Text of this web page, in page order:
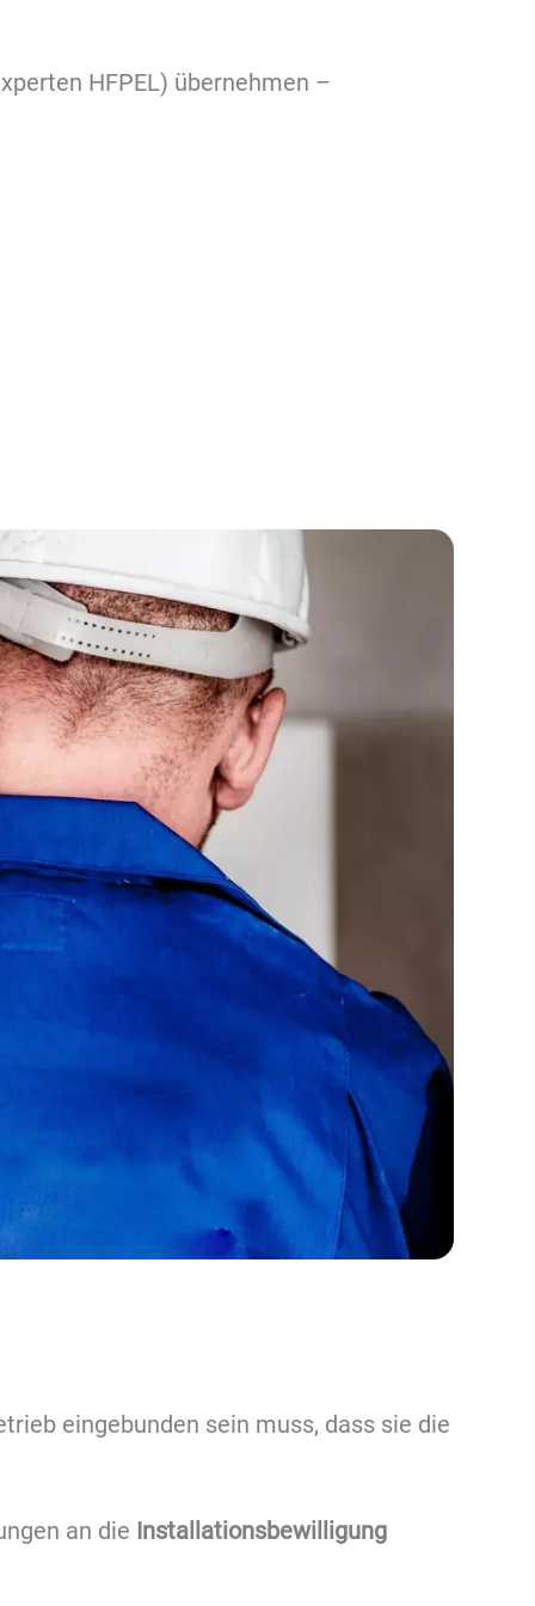
HFPEL) übernehmen –
eingebunden sein muss, dass sie die
an die Installationsbewilligung